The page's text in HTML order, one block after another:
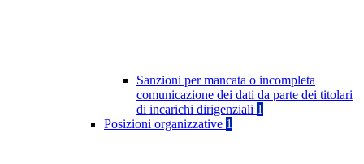
Sanzioni per mancata o incompleta
comunicazione dei dati da parte dei titolari
di incarichi dirigenziali 1
Posizioni organizzative 1